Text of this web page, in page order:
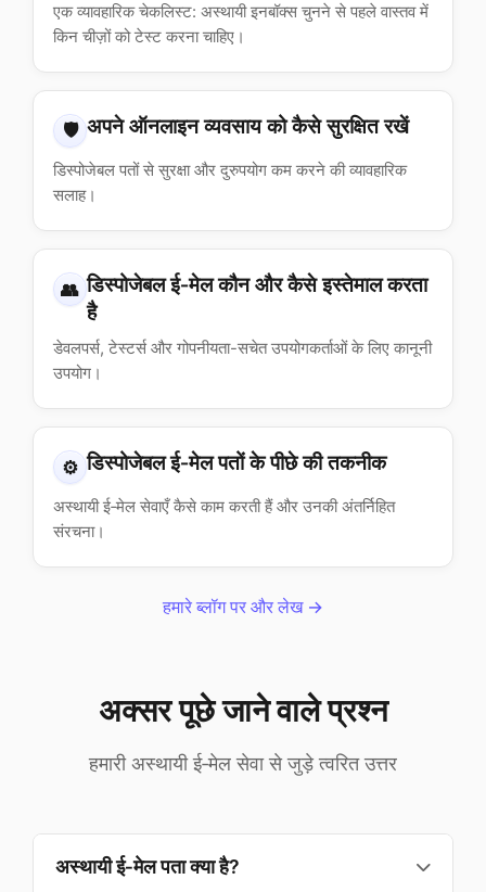
एक व्यावहारिक चेकलिस्ट: अस्थायी इनबॉक्स चुनने से पहले वास्तव में
किन चीज़ों को टेस्ट करना चाहिए।
🛡️ अपने ऑनलाइन व्यवसाय को कैसे सुरक्षित रखें
डिस्पोजेबल पतों से सुरक्षा और दुरुपयोग कम करने की व्यावहारिक
सलाह।
👥 डिस्पोजेबल ई‑मेल कौन और कैसे इस्तेमाल करता
है
डेवलपर्स, टेस्टर्स और गोपनीयता-सचेत उपयोगकर्ताओं के लिए कानूनी
उपयोग।
⚙️ डिस्पोजेबल ई‑मेल पतों के पीछे की तकनीक
अस्थायी ई‑मेल सेवाएँ कैसे काम करती हैं और उनकी अंतर्निहित
संरचना।
हमारे ब्लॉग पर और लेख →
अक्सर पूछे जाने वाले प्रश्न
हमारी अस्थायी ई‑मेल सेवा से जुड़े त्वरित उत्तर
अस्थायी ई‑मेल पता क्या है?